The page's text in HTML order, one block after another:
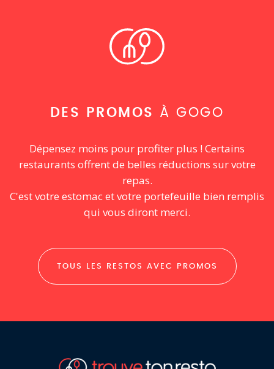
DES PROMOS À GOGO
Dépensez moins pour profiter plus ! Certains
restaurants offrent de belles réductions sur votre
repas.
C'est votre estomac et votre portefeuille bien remplis
qui vous diront merci.
TOUS LES RESTOS AVEC PROMOS